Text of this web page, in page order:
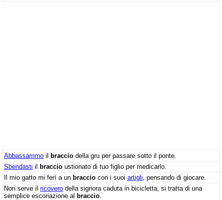
Abbassammo il braccio della gru per passare sotto il ponte.
Sbendasti il braccio ustionato di tuo figlio per medicarlo.
Il mio gatto mi ferì a un braccio con i suoi artigli , pensando di giocare.
Non serve il ricovero della signora caduta in bicicletta, si tratta di una
semplice escoriazione al braccio